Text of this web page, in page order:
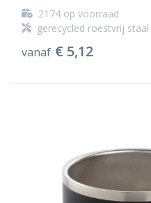
2174op voorraad
gerecycled roestvrij staal
vanaf € 5,12